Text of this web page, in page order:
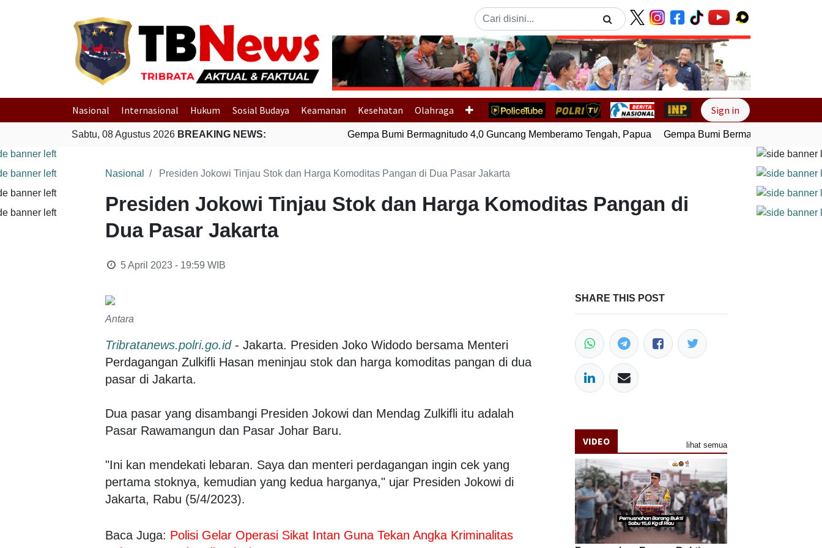
Previous Next
Nasional Internasional Hukum Sosial Budaya Keamanan Kesehatan Olahraga Sign in
Sabtu, 08 Agustus 2026 BREAKING NEWS: Gempa Bumi Bermagnitudo 4,0 Guncang Memberamo Tengah, Papua Gempa Bumi Bermagnitudo 4,0
Nasional Presiden Jokowi Tinjau Stok dan Harga Komoditas Pangan di Dua Pasar Jakarta
Presiden Jokowi Tinjau Stok dan Harga Komoditas Pangan di
Dua Pasar Jakarta
5 April 2023 - 19:59 WIB
Antara
Tribratanews.polri.go.id- Jakarta. Presiden Joko Widodo bersama Menteri
Perdagangan Zulkifli Hasan meninjau stok dan harga komoditas pangan di dua
pasar di Jakarta.
Dua pasar yang disambangi Presiden Jokowi dan Mendag Zulkifli itu adalah
Pasar Rawamangun dan Pasar Johar Baru.
"Ini kan mendekati lebaran. Saya dan menteri perdagangan ingin cek yang
pertama stoknya, kemudian yang kedua harganya," ujar Presiden Jokowi di
Jakarta, Rabu (5/4/2023).
Baca Juga: Polisi Gelar Operasi Sikat Intan Guna Tekan Angka Kriminalitas
SHARE THIS POST
VIDEO lihat semua